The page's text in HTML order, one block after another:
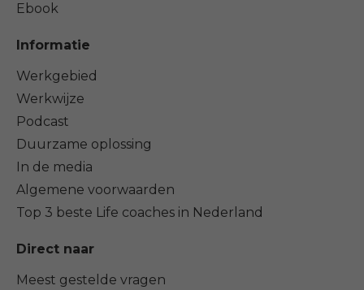
Ebook
Informatie
Werkgebied
Werkwijze
Podcast
Duurzame oplossing
In de media
Algemene voorwaarden
Top 3 beste Life coaches in Nederland
Direct naar
Meest gestelde vragen